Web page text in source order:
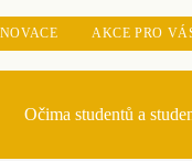
AKCE PRO
Očima studentů a